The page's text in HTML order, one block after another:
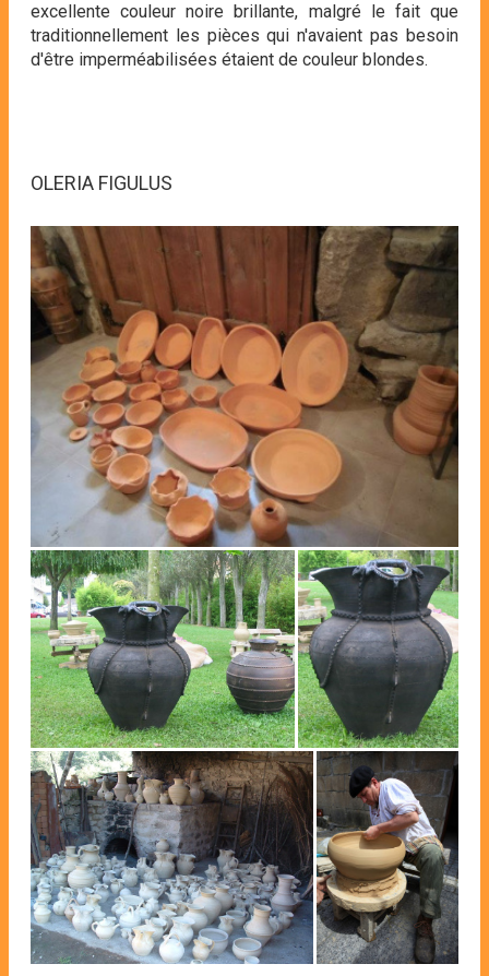
excellente couleur noire brillante, malgré le fait que
traditionnellement les pièces qui n'avaient pas besoin
d'être imperméabilisées étaient de couleur blondes.
OLERIA FIGULUS